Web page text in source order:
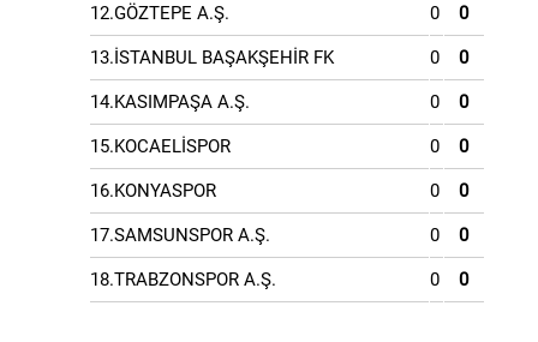
12.GÖZTEPE A.Ş. 0 0
13.İSTANBUL BAŞAKŞEHİR FK 0 0
14.KASIMPAŞA A.Ş. 0 0
15.KOCAELİSPOR 0 0
16.KONYASPOR 0 0
17.SAMSUNSPOR A.Ş. 0 0
18.TRABZONSPOR A.Ş. 0 0